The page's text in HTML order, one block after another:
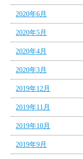
2020年6月
2020年5月
2020年4月
2020年3月
2019年12月
2019年11月
2019年10月
2019年9月